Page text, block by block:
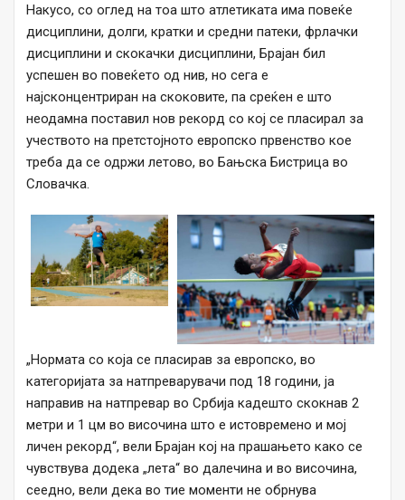
Накусо, со оглед на тоа што атлетиката има повеќе
дисциплини, долги, кратки и средни патеки, фрлачки
дисциплини и скокачки дисциплини, Брајан бил
успешен во повеќето од нив, но сега е
најсконцентриран на скоковите, па среќен е што
неодамна поставил нов рекорд со кој се пласирал за
учеството на претстојното европско првенство кое
треба да се одржи летово, во Бањска Бистрица во
Словачка.
„Нормата со која се пласирав за европско, во
категоријата за натпреварувачи под 18 години, ја
направив на натпревар во Србија кадешто скокнав 2
метри и 1 цм во височина што е истовремено и мој
личен рекорд“, вели Брајан кој на прашањето како се
чувствува додека „лета“ во далечина и во височина,
сеедно, вели дека во тие моменти не обрнува